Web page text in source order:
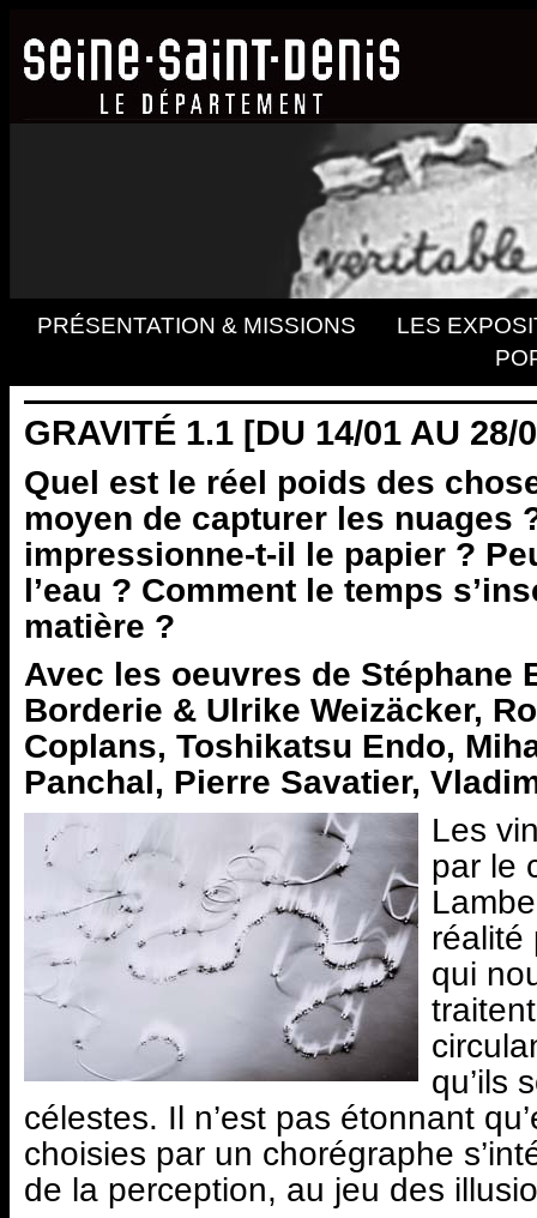
PRÉSENTATION & MISSIONS
LES
GRAVITÉ 1.1 [DU 14/01 AU 28/
Quel est le réel poids des
moyen de capturer les nuages
impressionne-t-il le papier ?
l’eau ? Comment le temps
matière ?
Avec les oeuvres de Stéphane
Borderie & Ulrike Weizäcker,
Coplans, Toshikatsu Endo,
Panchal, Pierre Savatier,
Les
par le
réalité
qui
qu’ils
célestes. Il n’est pas étonnant
choisies par un chorégraphe
de la perception, au jeu des